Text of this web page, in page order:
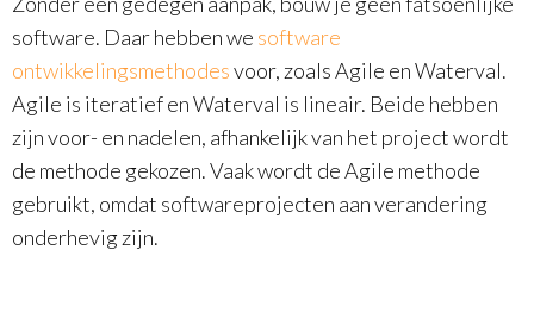
software. Daar hebben we software
ontwikkelingsmethodesvoor, zoals Agile en Waterval.
Agile is iteratief en Waterval is lineair. Beide hebben
zijn voor- en nadelen, afhankelijk van het project wordt
de methode gekozen. Vaak wordt de Agile methode
gebruikt, omdat softwareprojecten aan verandering
onderhevig zijn.